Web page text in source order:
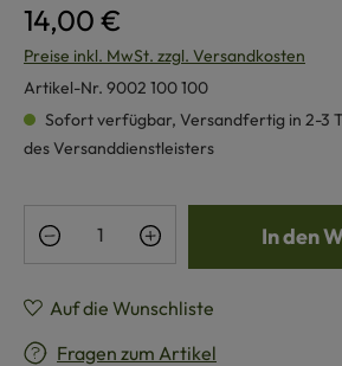
14,00 €
Preise inkl. MwSt. zzgl. Versandkosten
Artikel-Nr. 9002 100 100
Sofort verfügbar, Versandfertig in 2-3
des Versanddienstleisters
Produkt Anzahl: Gib den
In den
Auf die Wunschliste
Fragen zum Artikel